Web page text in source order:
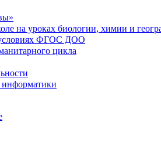
на уроках биологии, химии и
условиях ФГОС ДОО
цикла